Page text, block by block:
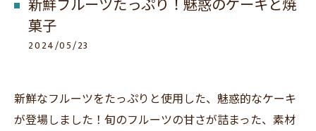
新鮮フルーツたっぷり！魅惑のケーキと焼
菓子
2024/05/23
新鮮なフルーツをたっぷりと使用した、魅惑的なケーキ
が登場しました！旬のフルーツの甘さが詰まった、素材